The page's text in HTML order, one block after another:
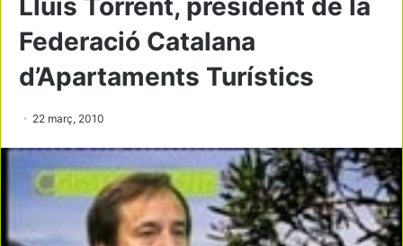
Lluís Torrent, president de la
Federació Catalana
d’Apartaments Turístics
22 març, 2010